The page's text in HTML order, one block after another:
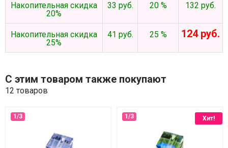
Накопительная скидка
20%
33 руб. 20 % 132 руб.
Накопительная скидка
25%
41 руб. 25 % 124 руб.
С этим товаром также покупают
12 товаров
Хит!